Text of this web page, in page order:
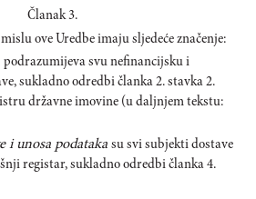
Članak 3.
ove Uredbe imaju sljedeće značenje:
podrazumijeva svu nefinancijsku i
sukladno odredbi članka 2. stavka 2.
državne imovine (u daljnjem tekstu:
i unosa podatakasu svi subjekti dostave
registar, sukladno odredbi članka 4.